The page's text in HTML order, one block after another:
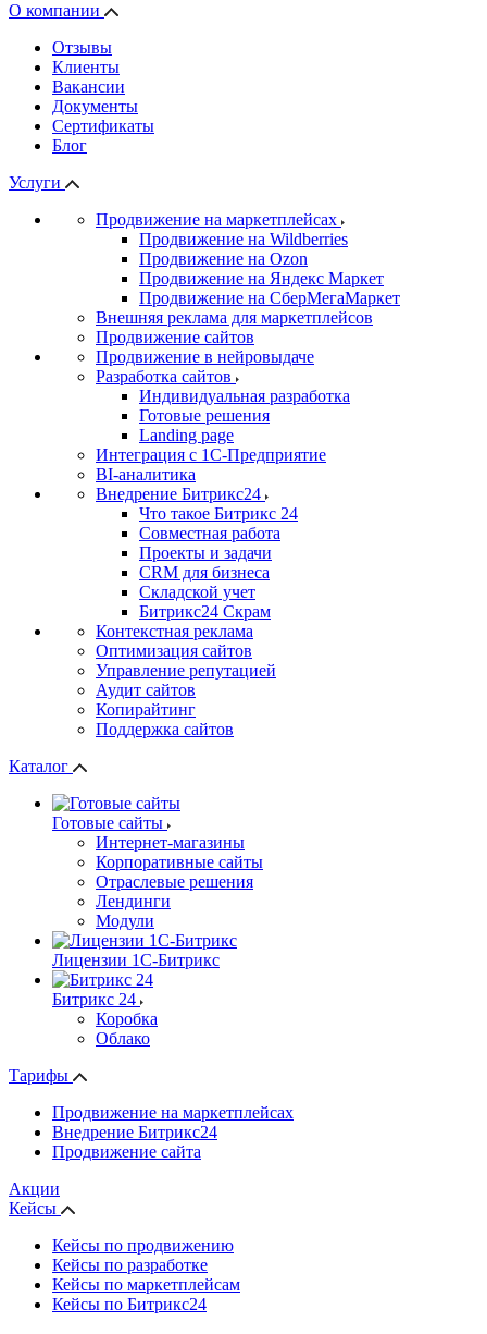
О компании
Отзывы
Клиенты
Вакансии
Документы
Сертификаты
Блог
Услуги
Продвижение на маркетплейсах
Продвижение на Wildberries
Продвижение на Ozon
Продвижение на Яндекс Маркет
Продвижение на СберМегаМаркет
Внешняя реклама для маркетплейсов
Продвижение сайтов
Продвижение в нейровыдаче
Разработка сайтов
Индивидуальная разработка
Готовые решения
Landing page
Интеграция с 1С-Предприятие
BI-аналитика
Внедрение Битрикс24
Что такое Битрикс 24
Совместная работа
Проекты и задачи
СRМ для бизнеса
Складской учет
Битрикс24 Скрам
Контекстная реклама
Оптимизация сайтов
Управление репутацией
Аудит сайтов
Копирайтинг
Поддержка сайтов
Каталог
Готовые сайты
Интернет-магазины
Корпоративные сайты
Отраслевые решения
Лендинги
Модули
Лицензии 1С-Битрикс
Битрикс 24
Коробка
Облако
Тарифы
Продвижение на маркетплейсах
Внедрение Битрикс24
Продвижение сайта
Акции
Кейсы
Кейсы по продвижению
Кейсы по разработке
Кейсы по маркетплейсам
Кейсы по Битрикс24